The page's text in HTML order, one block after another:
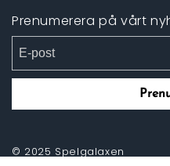
Prenumerera på vårt
© 2025 Spelgalaxen